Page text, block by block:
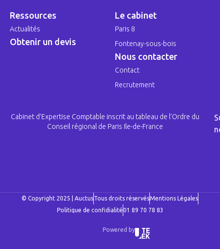
Ressources
Actualités
Obtenir un devis
Le cabinet
Paris 8
Fontenay-sous-bois
Nous contacter
Contact
Recrutement
Cabinet d’Expertise Comptable inscrit au tableau de l’Ordre du
Conseil régional de Paris Ile-de-France
© Copyright 2025 | AuctusTous droits réservésMentions Légales
Politique de confidialité01 89 70 78 83
Powered by